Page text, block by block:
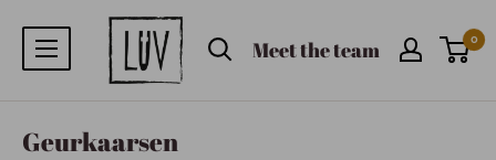
Meet the team 0
Geurkaarsen